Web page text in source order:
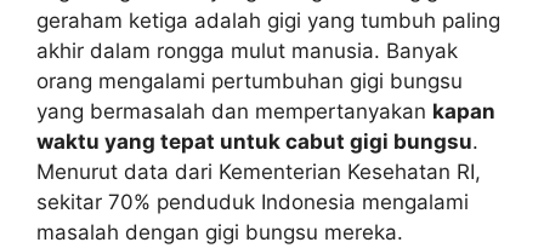
geraham ketiga adalah gigi yang tumbuh paling
akhir dalam rongga mulut manusia. Banyak
orang mengalami pertumbuhan gigi bungsu
yang bermasalah dan mempertanyakan kapan
waktu yang tepat untuk cabut gigi bungsu.
Menurut data dari Kementerian Kesehatan RI,
sekitar 70% penduduk Indonesia mengalami
masalah dengan gigi bungsu mereka.